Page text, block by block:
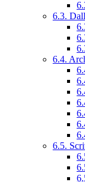
6.3.
6.4.
6.5.